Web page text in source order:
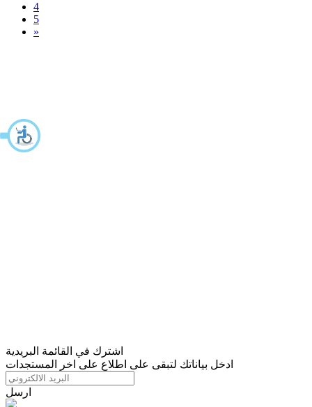
4
5
»
اشترك في القائمة البريدية
ادخل بياناتك لتبقى على اطلاع على اخر المستجدات
ارسل